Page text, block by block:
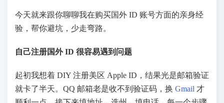
今天就来跟你聊聊我在购买国外 ID 账号方面的亲身经
验，帮你避坑，少走弯路。
自己注册国外 ID 很容易遇到问题
起初我想着 DIY 注册美区 Apple ID，结果光是邮箱验证
就卡了半天。QQ 邮箱老是收不到验证码，换 Gmail 才